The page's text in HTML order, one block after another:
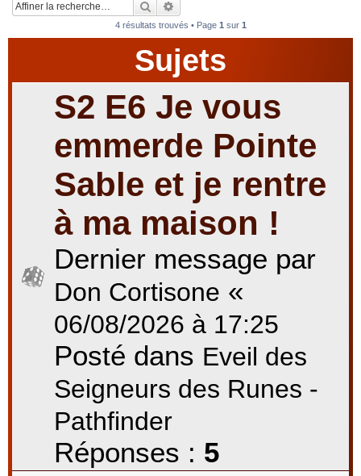
Rechercher
4 résultats trouvés • Page 1 sur 1
Sujets
S2 E6 Je vous
emmerde Pointe
Sable et je rentre
à ma maison !
Dernier message par
Don Cortisone «
06/08/2026 à 17:25
Posté dans Eveil des
Seigneurs des Runes -
Pathfinder
Réponses : 5